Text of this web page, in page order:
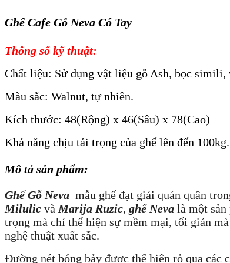
Ghế Cafe Gỗ Neva Có Tay
Thông số kỹ thuật:
Chất liệu: Sử dụng vật liệu gỗ Ash, bọc simili,
Màu sắc: Walnut, tự nhiên.
Kích thước: 48(Rộng) x 46(Sâu) x 78(Cao)
Khả năng chịu tải trọng của ghế lên đến 100kg.
Mô tả sản phẩm:
Ghế Gỗ Neva mẫu ghế đạt giải quán quân
Milulic và Marija Ruzic, ghế Neva là một sản
trọng mà chỉ thể hiện sự mềm mại, tối giản
nghệ thuật xuất sắc.
Đường nét bóng bảy được thể hiện rỏ qua các